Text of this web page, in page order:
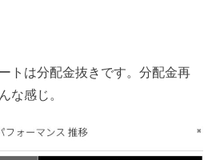
トは分配金抜きです。分配金再
な感じ。